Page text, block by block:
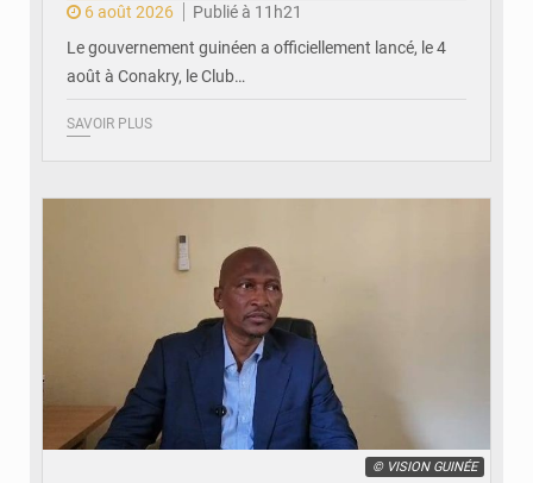
6 août 2026
Publié à 11h21
Le gouvernement guinéen a officiellement lancé, le 4
août à Conakry, le Club…
SAVOIR PLUS
© VISION GUINÉE